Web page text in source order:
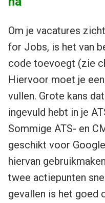
Om je vacatures
for Jobs, is het van
code toevoegt (zie
Hiervoor moet je
vullen. Grote kans
ingevuld hebt in je
Sommige ATS- en
geschikt voor
hiervan
twee actiepunten
gevallen is het goed